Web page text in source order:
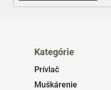
Kategórie
Prívlač
Muškárenie